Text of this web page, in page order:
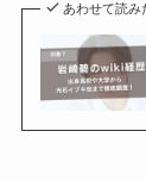
あわせて読み